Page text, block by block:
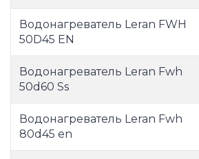
Водонагреватель Leran FWH
50D45 EN
Водонагреватель Leran Fwh
50d60 Ss
Водонагреватель Leran Fwh
80d45 en